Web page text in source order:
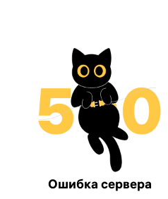
Ошибка сервера